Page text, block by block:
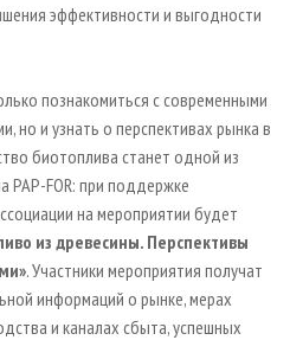
эффективности и выгодности
познакомиться с современными
но и узнать о перспективах рынка в
биотоплива станет одной из
FOR: при поддержке
на мероприятии будет
из древесины. Перспективы
. Участники мероприятия получат
информаций о рынке, мерах
и каналах сбыта, успешных